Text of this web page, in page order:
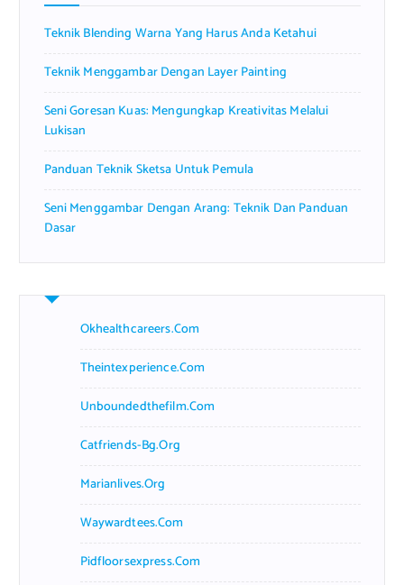
:Teknik Blending Warna Yang Harus Anda Ketahui
Teknik Menggambar Dengan Layer Painting
Seni Goresan Kuas: Mengungkap Kreativitas Melalui
Lukisan
Panduan Teknik Sketsa Untuk Pemula
Seni Menggambar Dengan Arang: Teknik Dan Panduan
Dasar
Okhealthcareers.com
Theintexperience.com
Unboundedthefilm.com
Catfriends-Bg.org
Marianlives.org
Waywardtees.com
Pidfloorsexpress.com